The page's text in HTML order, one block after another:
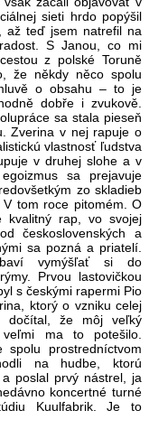
sieti hrdo popýšil
až teď jsem natrefil na
S Janou, co mi
z polské Toruně
že někdy něco spolu
o obsahu – to je
dobře i zvukově.
sa stala pieseň
Zverina v nej rapuje o
vlastnosť ľudstva
v druhej slohe a v
sa prejavuje
zo skladieb
tom roce pitomém. O
kvalitný rap, vo svojej
československých a
sa pozná a priatelí.
vymýšľať si do
Prvou lastovičkou
s českými rapermi Pio
ktorý o vzniku celej
dočítal, že môj veľký
ma to potešilo.
prostredníctvom
na hudbe, ktorú
poslal prvý nástrel, ja
koncertné turné
Kuulfabrik. Je to